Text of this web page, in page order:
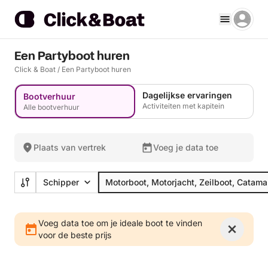
Een Partyboot huren
Click & Boat / Een Partyboot huren
Bootverhuur
Alle bootverhuur
Dagelijkse ervaringen
Activiteiten met kapitein
Plaats van vertrek Voeg je data toe
Schipper Motorboot, Motorjacht, Zeilboot,
Voeg data toe om je ideale boot te vinden
voor de beste prijs